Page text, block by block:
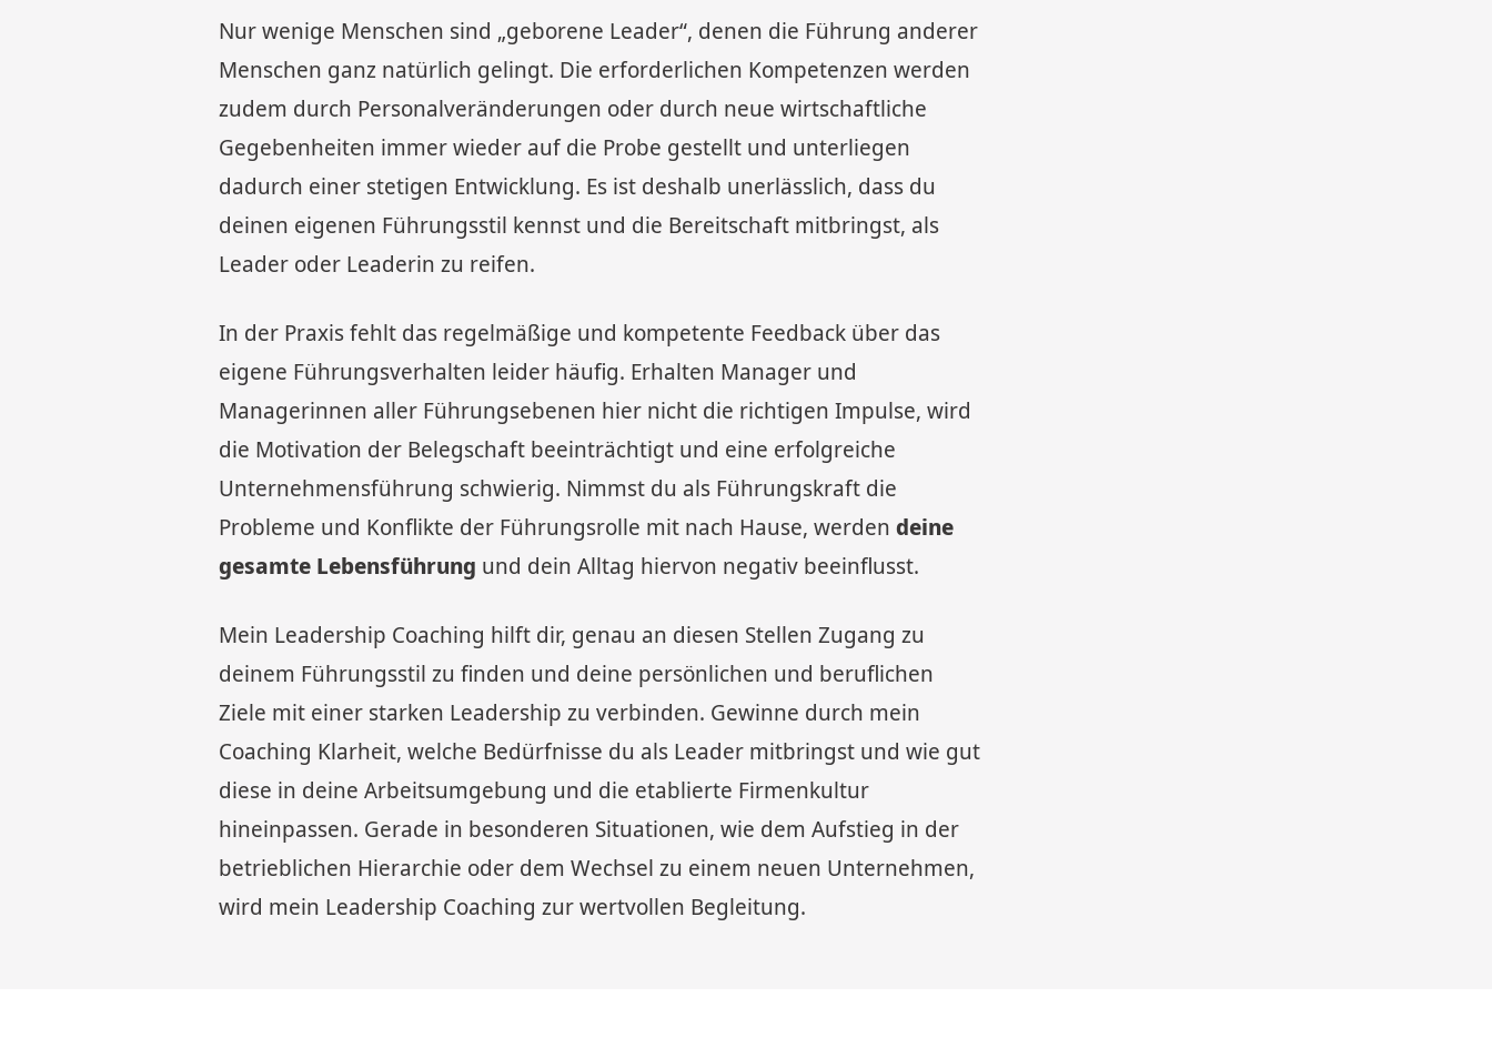
Nur wenige Menschen sind „geborene Leader“, denen die Führung anderer
Menschen ganz natürlich gelingt. Die erforderlichen Kompetenzen werden
zudem durch Personalveränderungen oder durch neue wirtschaftliche
Gegebenheiten immer wieder auf die Probe gestellt und unterliegen
dadurch einer stetigen Entwicklung. Es ist deshalb unerlässlich, dass du
deinen eigenen Führungsstil kennst und die Bereitschaft mitbringst, als
Leader oder Leaderin zu reifen.
In der Praxis fehlt das regelmäßige und kompetente Feedback über das
eigene Führungsverhalten leider häufig. Erhalten Manager und
Managerinnen aller Führungsebenen hier nicht die richtigen Impulse, wird
die Motivation der Belegschaft beeinträchtigt und eine erfolgreiche
Unternehmensführung schwierig. Nimmst du als Führungskraft die
Probleme und Konflikte der Führungsrolle mit nach Hause, werden deine
gesamte Lebensführung und dein Alltag hiervon negativ beeinflusst.
Mein Leadership Coaching hilft dir, genau an diesen Stellen Zugang zu
deinem Führungsstil zu finden und deine persönlichen und beruflichen
Ziele mit einer starken Leadership zu verbinden. Gewinne durch mein
Coaching Klarheit, welche Bedürfnisse du als Leader mitbringst und wie gut
diese in deine Arbeitsumgebung und die etablierte Firmenkultur
hineinpassen. Gerade in besonderen Situationen, wie dem Aufstieg in der
betrieblichen Hierarchie oder dem Wechsel zu einem neuen Unternehmen,
wird mein Leadership Coaching zur wertvollen Begleitung.